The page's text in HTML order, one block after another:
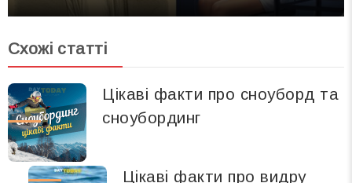
Схожі статті
Цікаві факти про сноуборд та
сноубординг
Цікаві факти про видру